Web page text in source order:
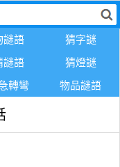
謎語
猜字謎
謎語
猜燈謎
轉彎 物品謎語